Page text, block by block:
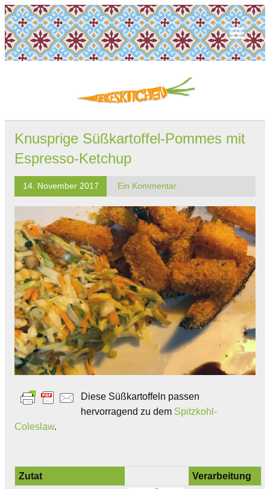
Knusprige Süßkartoffel-Pommes mit
Espresso-Ketchup
14. November 2017 Ein Kommentar
Diese Süßkartoffeln passen
hervorragend zu dem Spitzkohl-
Coleslaw.
Zutat
Verarbeitung